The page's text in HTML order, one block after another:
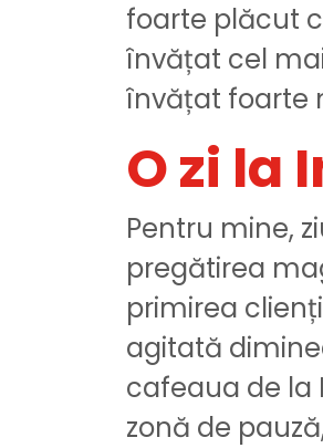
foarte plăcut
învățat cel
învățat foarte
O zi la
Pentru mine,
pregătirea
primirea
agitată
cafeaua de la
zonă de